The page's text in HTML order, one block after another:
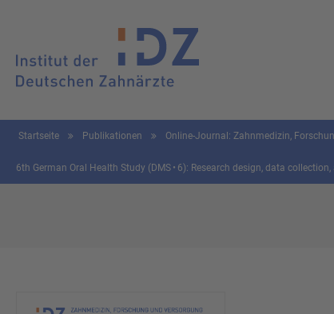
Startseite Publikationen Online-Journal: Zahnmedizin,
6th German Oral Health Study (DMS • 6): Research design, data